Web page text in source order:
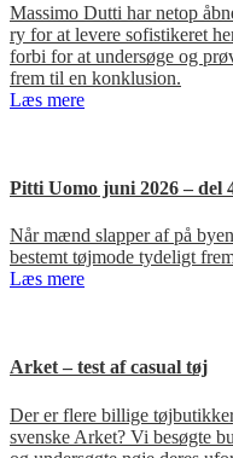
Massimo Dutti har netop
ry for at levere sofistikeret
forbi for at undersøge og
frem til en konklusion.
Læs mere
Pitti Uomo juni 2026 – del
Når mænd slapper af på
bestemt tøjmode tydeligt
Læs mere
Arket – test af casual tøj
Der er flere billige
svenske Arket? Vi besøgte